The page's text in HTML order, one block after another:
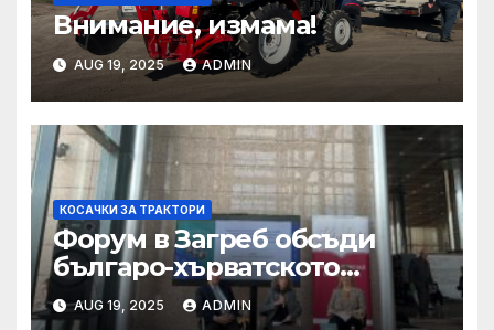
Внимание, измама!
AUG 19, 2025 ADMIN
КОСАЧКИ ЗА ТРАКТОРИ
Форум в Загреб обсъди
българо-хърватското
сътрудничество
AUG 19, 2025 ADMIN